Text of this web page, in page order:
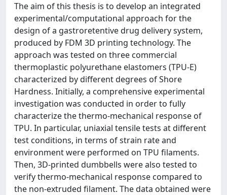
The aim of this thesis is to develop an integrated
experimental/computational approach for the
design of a gastroretentive drug delivery system,
produced by FDM 3D printing technology. The
approach was tested on three commercial
thermoplastic polyurethane elastomers (TPU-E)
characterized by different degrees of Shore
Hardness. Initially, a comprehensive experimental
investigation was conducted in order to fully
characterize the thermo-mechanical response of
TPU. In particular, uniaxial tensile tests at different
test conditions, in terms of strain rate and
environment were performed on TPU filaments.
Then, 3D-printed dumbbells were also tested to
verify thermo-mechanical response compared to
the non-extruded filament. The data obtained were